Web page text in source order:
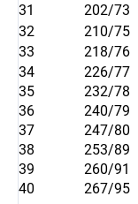
31
202/73
32
210/75
33
218/76
34
226/77
35
232/78
36
240/79
37
247/80
38
253/89
39
260/91
40
267/95